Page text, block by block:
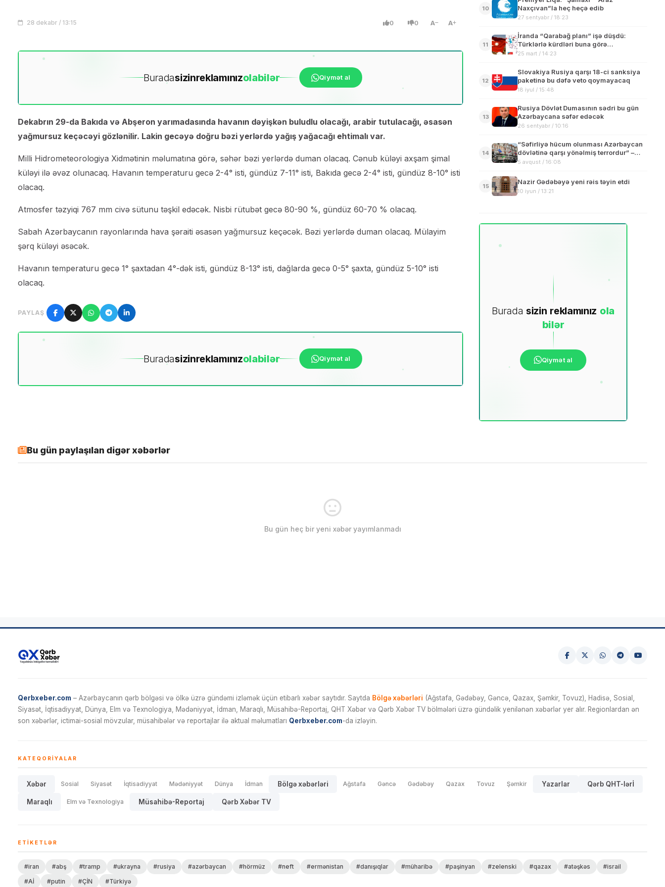
28 dekabr / 13:15 0 0 A A
Buradasizinreklamınızolabilər Qiymət al
Dekabrın 29-da Bakıda və Abşeron yarımadasında havanın dəyişkən buludlu olacağı, arabir tutulacağı, əsasən
yağmursuz keçəcəyi gözlənilir. Lakin gecəyə doğru bəzi yerlərdə yağış yağacağı ehtimalı var.
Milli Hidrometeorologiya Xidmətinin məlumatına görə, səhər bəzi yerlərdə duman olacaq. Cənub küləyi axşam şimal
küləyi ilə əvəz olunacaq. Havanın temperaturu gecə 2-4° isti, gündüz 7-11° isti, Bakıda gecə 2-4° isti, gündüz 8-10° isti
olacaq.
Atmosfer təzyiqi 767 mm civə sütunu təşkil edəcək. Nisbi rütubət gecə 80-90 %, gündüz 60-70 % olacaq.
Sabah Azərbaycanın rayonlarında hava şəraiti əsasən yağmursuz keçəcək. Bəzi yerlərdə duman olacaq. Mülayim
şərq küləyi əsəcək.
Havanın temperaturu gecə 1° şaxtadan 4°-dək isti, gündüz 8-13° isti, dağlarda gecə 0-5° şaxta, gündüz 5-10° isti
olacaq.
PAYLAŞ
Buradasizinreklamınızolabilər Qiymət al
10
Naxçıvan”la heç heçə edib
27 sentyabr / 18:23
11
İranda “Qarabağ planı” işə düşdü:
Türklərlə kürdləri buna görə
toqquşdururlar…
25 mart / 14:23
12
Slovakiya Rusiya qarşı 18-ci sanksiya
paketinə bu dəfə veto qoymayacaq
18 iyul / 15:48
13
Rusiya Dövlət Dumasının sədri bu gün
Azərbaycana səfər edəcək
26 sentyabr / 10:16
14
“Səfirliyə hücum olunması Azərbaycan
dövlətinə qarşı yönəlmiş terrordur” –
Politoloq
5 avqust / 16:08
15
Nazir Gədəbəyə yeni rəis təyin etdi
10 iyun / 13:21
Burada sizin reklamınız ola
bilər
Qiymət al
Bu gün paylaşılan digər xəbərlər
Bu gün heç bir yeni xəbər yayımlanmadı
Qerbxeber.com – Azərbaycanın qərb bölgəsi və ölkə üzrə gündəmi izləmək üçün etibarlı xəbər saytıdır. Saytda Bölgə xəbərləri (Ağstafa, Gədəbəy, Gəncə, Qazax, Şəmkir, Tovuz), Hadisə, Sosial,
Siyasət, İqtisadiyyat, Dünya, Elm və Texnologiya, Mədəniyyət, İdman, Maraqlı, Müsahibə-Reportaj, QHT Xəbər və Qərb Xəbər TV bölmələri üzrə gündəlik yenilənən xəbərlər yer alır. Regionlardan ən
son xəbərlər, ictimai-sosial mövzular, müsahibələr və reportajlar ilə aktual məlumatları Qerbxeber.com-da izləyin.
KATEQORIYALAR
Xəbər Sosial Siyasət İqtisadiyyat Mədəniyyət Dünya İdman Bölgə xəbərləri Ağstafa Gəncə Gədəbəy Qazax Tovuz Şəmkir Yazarlar Qərb QHT-lərİ
Maraqlı Elm və Texnologiya Müsahibə-Reportaj Qərb Xəbər TV
ETIKETLƏR
#iran #abş #tramp #ukrayna #rusiya #azərbaycan #hörmüz #neft #ermənistan #danışıqlar #müharibə #paşinyan #zelenski #qazax #atəşkəs
#israil
#Aİ
#putin #ÇİN #Türkiyə